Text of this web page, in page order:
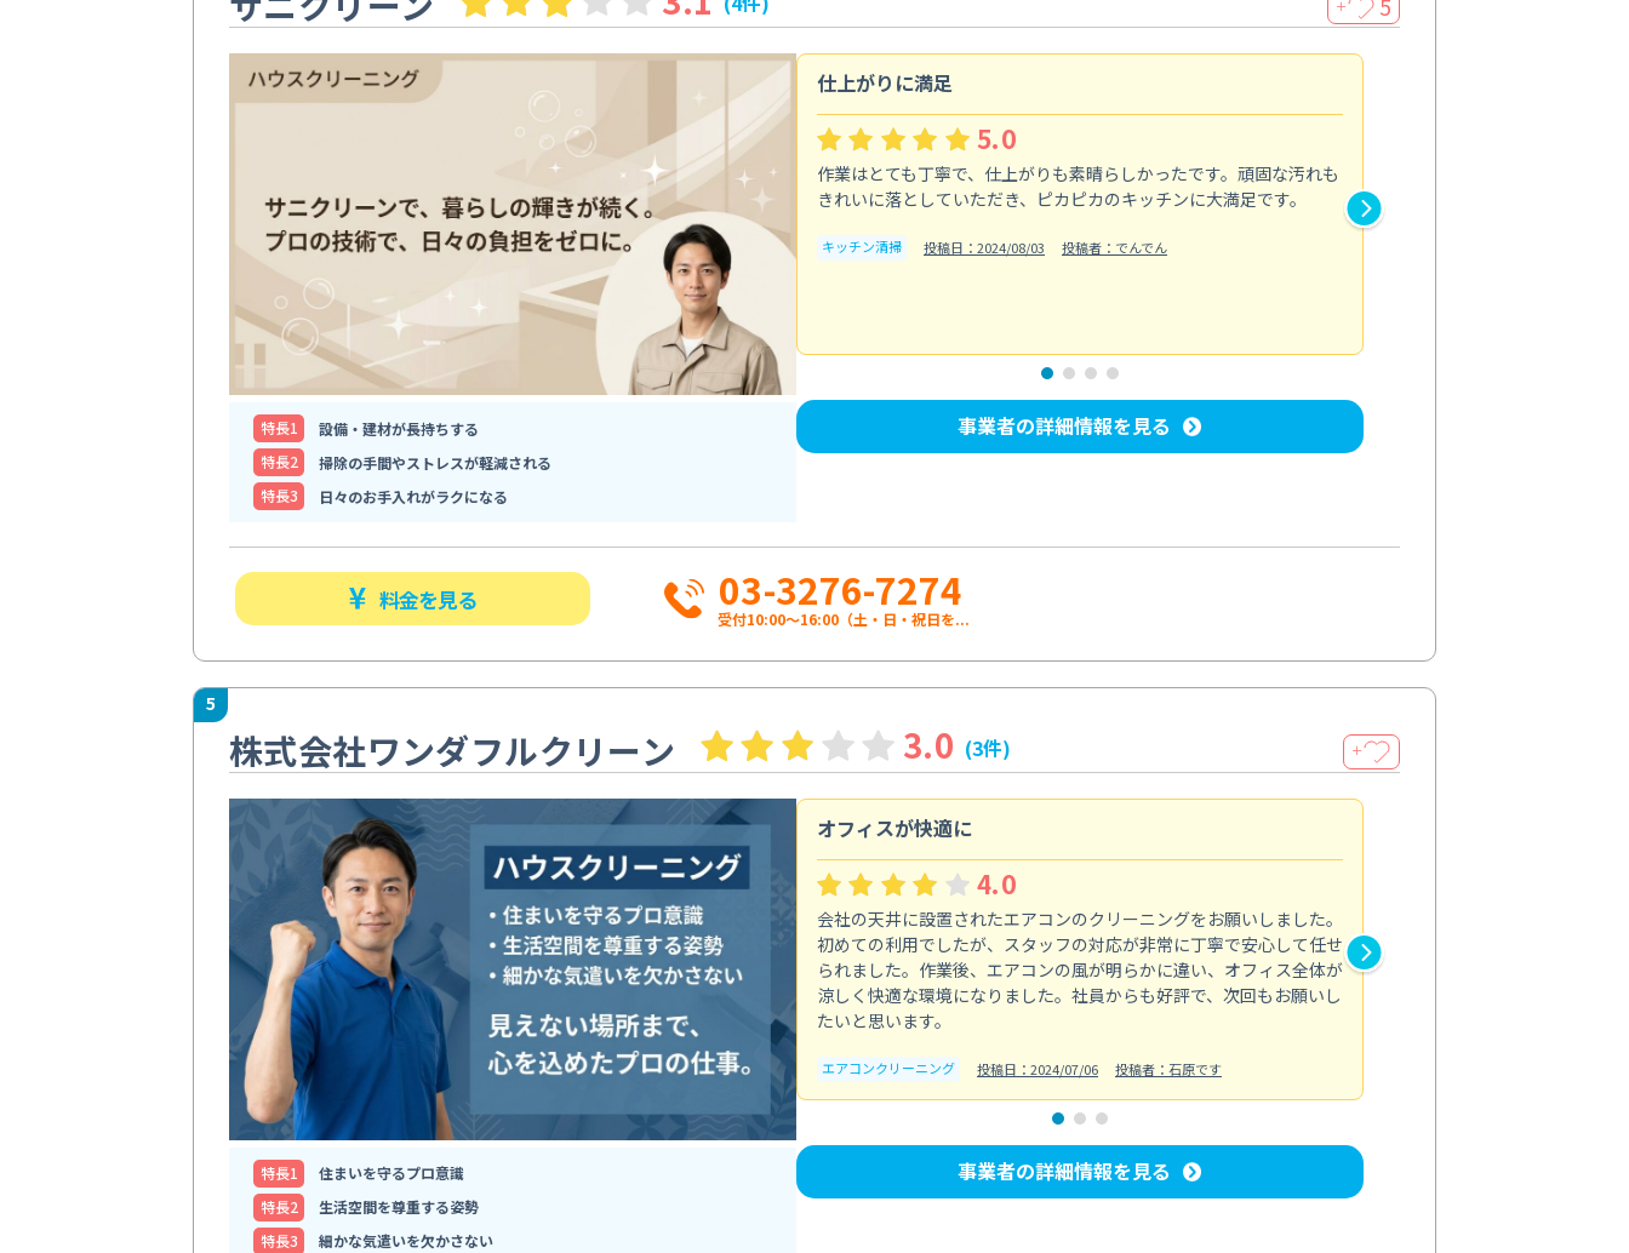
＋ 5
特⻑1
設備・建材が長持ちする
特⻑2
掃除の手間やストレスが軽減される
特⻑3
日々のお手入れがラクになる
仕上がりに満足
5.0
作業はとても丁寧で、仕上がりも素晴らしかったです。頑固な汚れも
きれいに落としていただき、ピカピカのキッチンに大満足です。
キッチン清掃 投稿日：2024/08/03 投稿者：でんでん
事業者の詳細情報を見る
料金を見る 03-3276-7274
受付10:00〜16:00（土・日・祝日を...
5
株式会社ワンダフルクリーン 3.0 (3件) ＋
特⻑1
住まいを守るプロ意識
特⻑2
生活空間を尊重する姿勢
特⻑3
細かな気遣いを欠かさない
オフィスが快適に
4.0
会社の天井に設置されたエアコンのクリーニングをお願いしました。
初めての利用でしたが、スタッフの対応が非常に丁寧で安心して任せ
られました。作業後、エアコンの風が明らかに違い、オフィス全体が
涼しく快適な環境になりました。社員からも好評で、次回もお願いし
たいと思います。
エアコンクリーニング 投稿日：2024/07/06 投稿者：石原です
事業者の詳細情報を見る